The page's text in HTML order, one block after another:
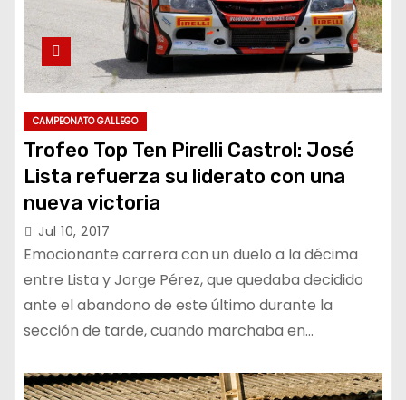
CAMPEONATO GALLEGO
Trofeo Top Ten Pirelli Castrol: José
Lista refuerza su liderato con una
nueva victoria
Jul 10, 2017
Emocionante carrera con un duelo a la décima
entre Lista y Jorge Pérez, que quedaba decidido
ante el abandono de este último durante la
sección de tarde, cuando marchaba en…